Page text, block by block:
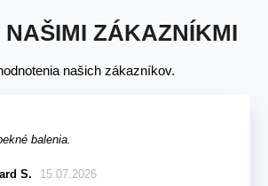
NAŠIMI ZÁKAZNÍKMI
našich zákazníkov.
balenia.
S. 15.07.2026